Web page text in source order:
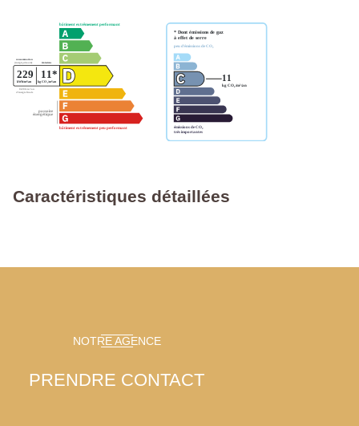
Caractéristiques détaillées
NOTRE AGENCE
PRENDRE CONTACT